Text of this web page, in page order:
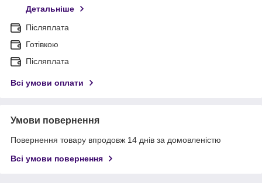
Детальніше
Післяплата
Готівкою
Післяплата
Всі умови оплати
Умови повернення
Повернення товару впродовж 14 днів за домовленістю
Всі умови повернення